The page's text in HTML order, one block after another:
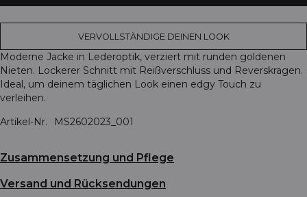
VERVOLLSTÄNDIGE DEINEN LOOK
Moderne Jacke in Lederoptik, verziert mit runden goldenen
Nieten. Lockerer Schnitt mit Reißverschluss und Reverskragen.
Ideal, um deinem täglichen Look einen edgy Touch zu
verleihen.
Artikel-Nr.
MS2602023_001
Zusammensetzung und Pflege
Versand und Rücksendungen